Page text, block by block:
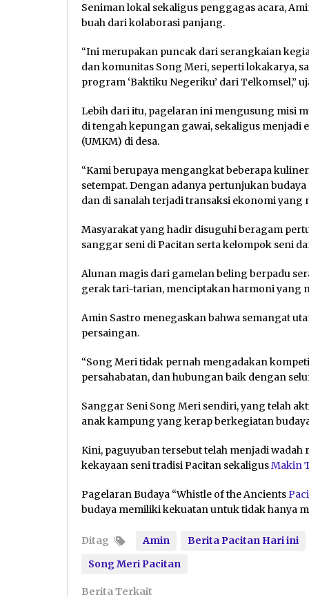
Seniman lokal sekaligus penggagas acara,
buah dari kolaborasi panjang.
“Ini merupakan puncak dari serangkaian
dan komunitas Song Meri, seperti lokakarya,
program ‘Baktiku Negeriku’ dari Telkomsel,”
Lebih dari itu, pagelaran ini mengusung misi
di tengah kepungan gawai, sekaligus menjadi
(UMKM) di desa.
“Kami berupaya mengangkat beberapa
setempat. Dengan adanya pertunjukan
dan di sanalah terjadi transaksi ekonomi yang
Masyarakat yang hadir disuguhi beragam
sanggar seni di Pacitan serta kelompok seni
Alunan magis dari gamelan beling berpadu
gerak tari-tarian, menciptakan harmoni yang
Amin Sastro menegaskan bahwa semangat
persaingan.
“Song Meri tidak pernah mengadakan
persahabatan, dan hubungan baik dengan
Sanggar Seni Song Meri sendiri, yang telah
anak kampung yang kerap berkegiatan
Kini, paguyuban tersebut telah menjadi
kekayaan seni tradisi Pacitan sekaligusMakin
Pagelaran Budaya “Whistle of the Ancients
budaya memiliki kekuatan untuk tidak hanya
Ditag Amin Berita Pacitan Hari ini
Song Meri Pacitan
Berita Terkait